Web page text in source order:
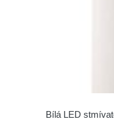
Bílá LED